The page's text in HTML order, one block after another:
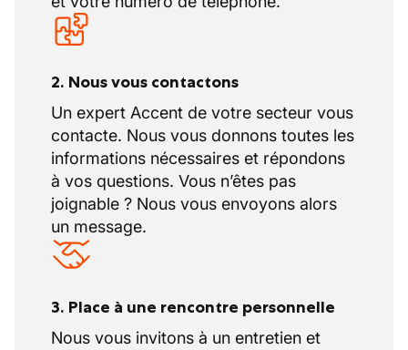
souvent accompagnés de "ponts" qui
prolongent les périodes de repos, selon
la convention collective en vigueur.
Autres avantages sympas
Des avantages complémentaires
Teambuilding organisé par le patron
Congé de formation : Possibilité de
bénéficier de congés pour suivre des
formations professionnelles agréées par
le secteur de la construction.
2. Nous vous contactons
Un expert Accent de votre secteur vous
contacte. Nous vous donnons toutes les
informations nécessaires et répondons
à vos questions. Vous n’êtes pas
joignable ? Nous vous envoyons alors
un message.
3. Place à une rencontre personnelle
Nous vous invitons à un entretien et